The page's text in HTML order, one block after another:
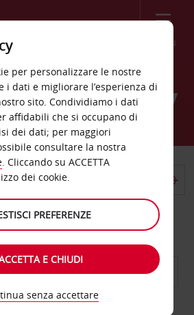
Menù
Jeffreys Bay
riconsegna diversa
AL GIORNO
per personalizzare le nostre
i dati e migliorare l’esperienza di
sito. Condividiamo i dati
affidabili che si occupano di
dei dati; per maggiori
consultare la nostra
. Cliccando su ACCETTA
dei cookie.
PREFERENZE
E CHIUDI
senza accettare